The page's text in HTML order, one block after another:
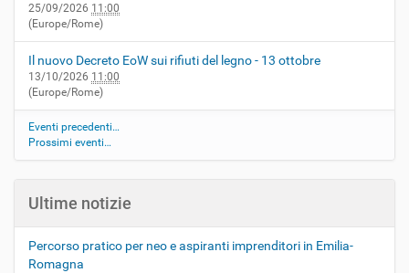
25/09/2026 11:00
(Europe/Rome)
Il nuovo Decreto EoW sui rifiuti del legno - 13 ottobre
13/10/2026 11:00
(Europe/Rome)
Eventi precedenti…
Prossimi eventi…
Ultime notizie
Percorso pratico per neo e aspiranti imprenditori in Emilia-
Romagna